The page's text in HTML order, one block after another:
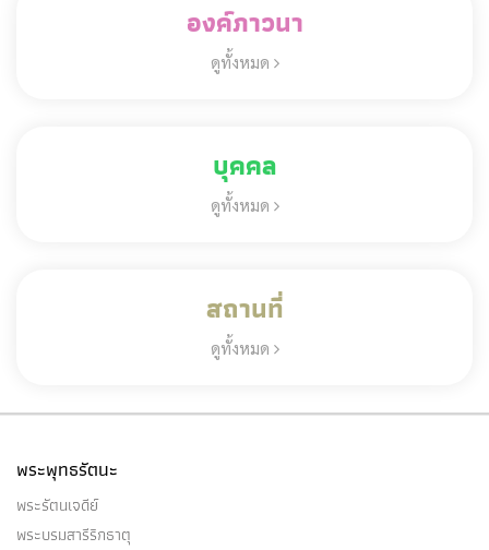
องค์ภาวนา
ดูทั้งหมด
บุคคล
ดูทั้งหมด
สถานที่
ดูทั้งหมด
พระพุทธรัตนะ
พระรัตนเจดีย์
พระบรมสารีริกธาตุ